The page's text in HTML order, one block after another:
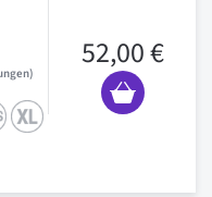
52,00 €